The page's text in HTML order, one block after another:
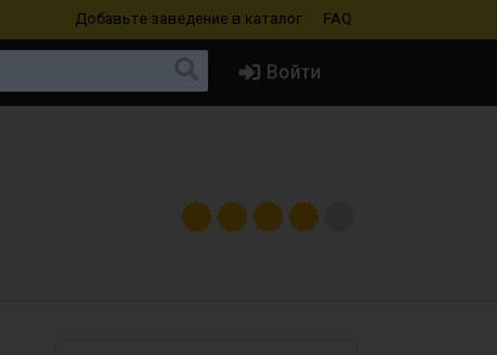
Добавьте заведение в каталог FAQ
Войти